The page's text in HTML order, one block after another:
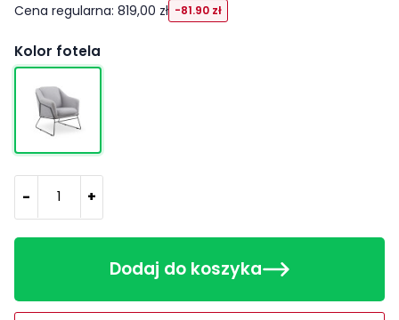
Cena regularna: 819,00 zł -81.90 zł
Kolor fotela
- +
Dodaj do koszyka